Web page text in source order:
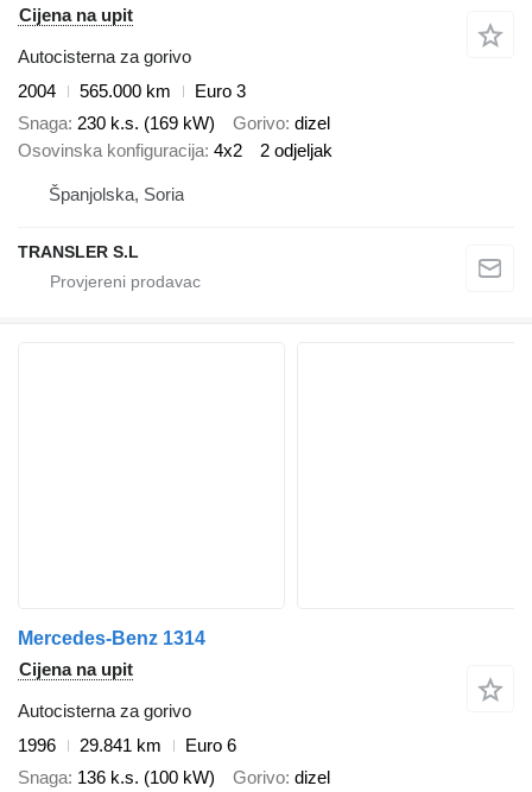
Cijena na upit
Autocisterna za gorivo
2004
565.000 km
Euro 3
Snaga 230 k.s. (169 kW) Gorivo dizel
Osovinska konfiguracija 4x2 2 odjeljak
Španjolska, Soria
TRANSLER S.L
Mercedes-Benz 1314
Cijena na upit
Autocisterna za gorivo
1996
29.841 km
Euro 6
Snaga 136 k.s. (100 kW) Gorivo dizel